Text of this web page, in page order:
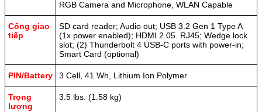
RGB Camera and Microphone, WLAN Capable
Cổng giao
tiếp
SD card reader; Audio out; USB 3.2 Gen 1 Type A
(1x power enabled); HDMI 2.05. RJ45; Wedge lock
slot; (2) Thunderbolt 4 USB-C ports with power-in;
Smart Card (optional)
PIN/Battery 3 Cell, 41 Wh, Lithium Ion Polymer
Trọng
lượng
3.5 lbs. (1.58 kg)